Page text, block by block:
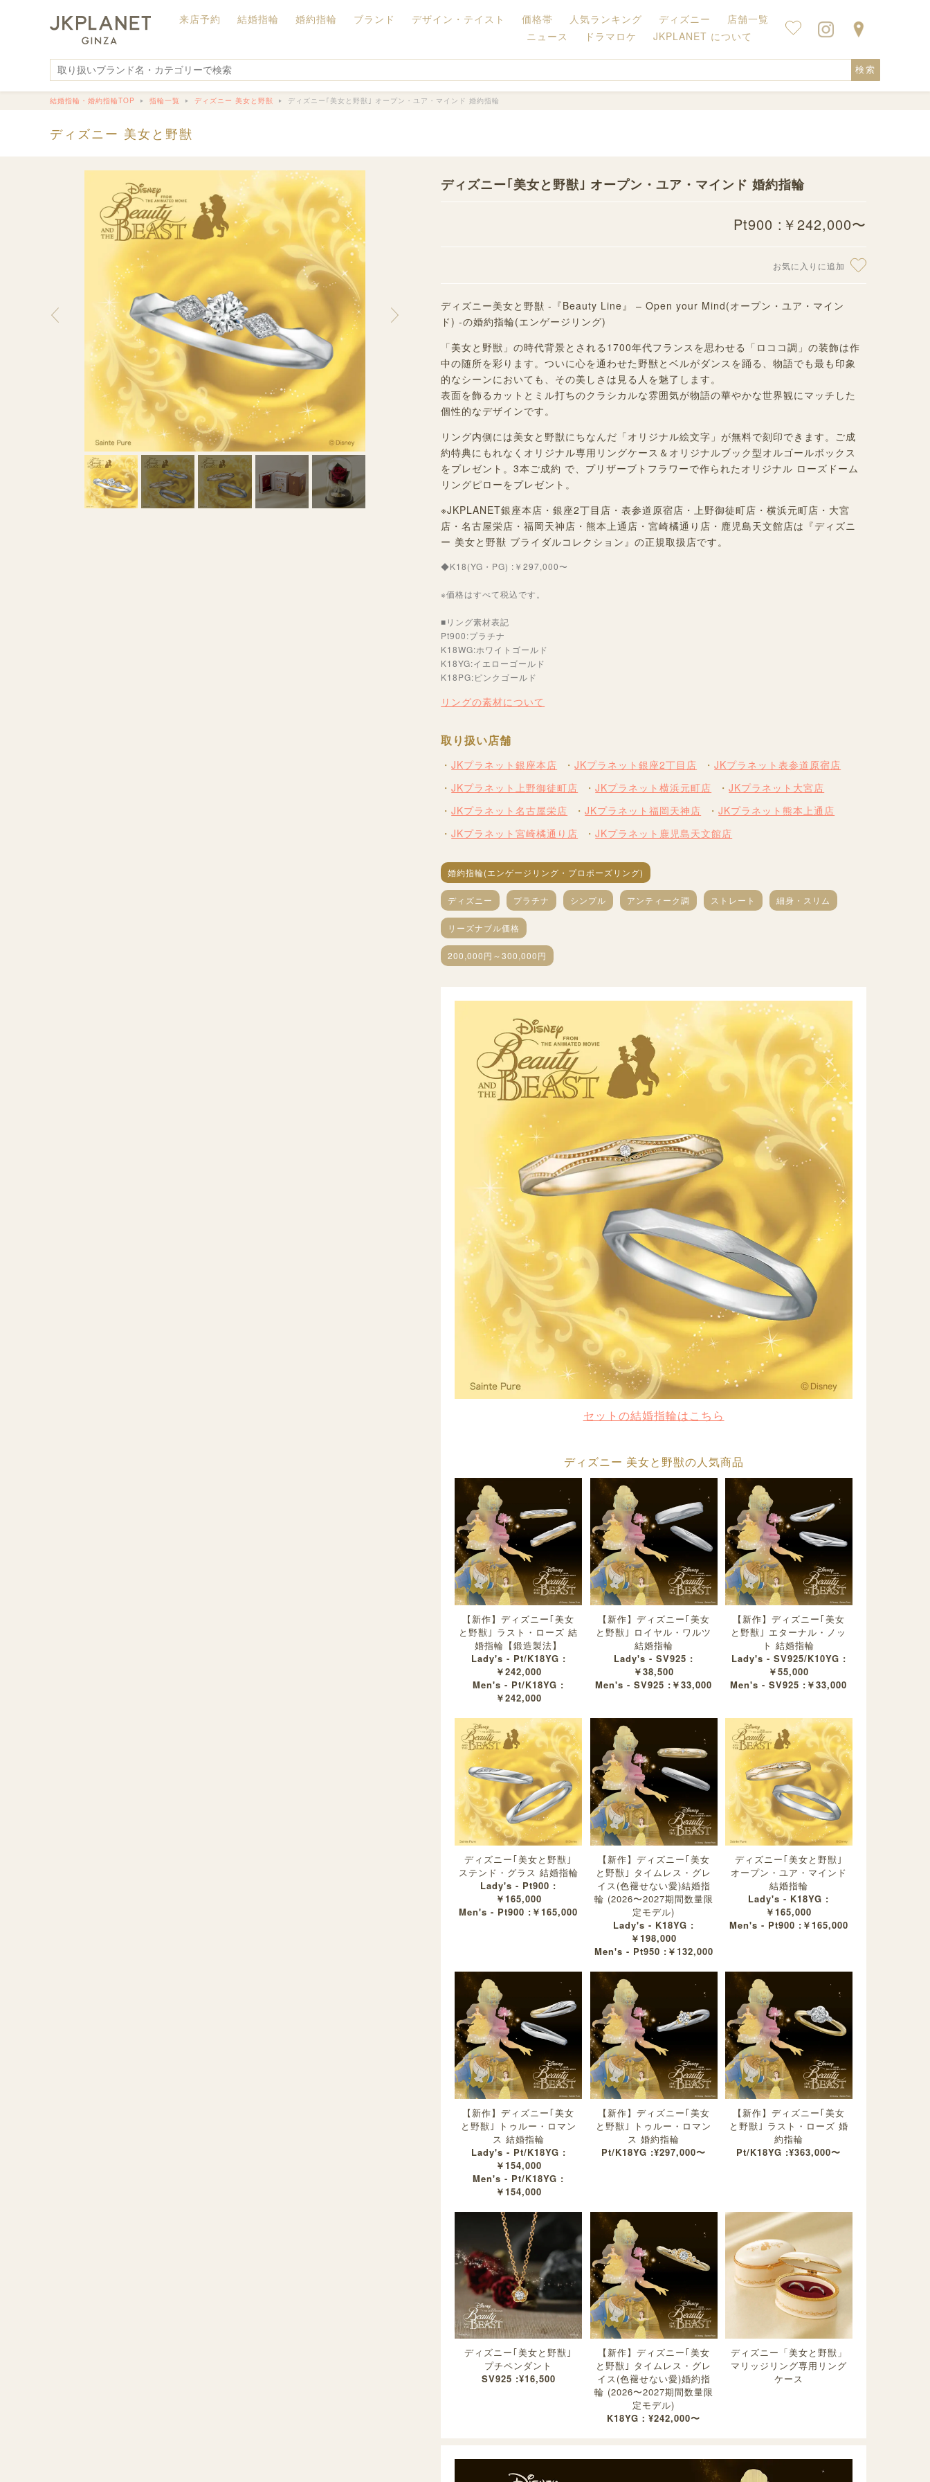
来店予約 結婚指輪 婚約指輪 ブランド デザイン・テイスト 価格帯 人気ランキング ディズニー
店舗一覧
ニュース
ドラマロケ JKPLANET について
検索
結婚指輪・婚約指輪TOP 指輪一覧 ディズニー 美女と野獣 ディズニー｢美女と野獣｣ オープン・ユア・マインド 婚約指輪
ディズニー 美女と野獣
ディズニー｢美女と野獣｣ オープン・ユア・マインド 婚約指輪
Pt900 :￥242,000〜
お気に入りに追加
ディズニー美女と野獣 -『Beauty Line』 – Open your Mind(オープン・ユア・マイン
ド) -の婚約指輪(エンゲージリング)
「美女と野獣」の時代背景とされる1700年代フランスを思わせる「ロココ調」の装飾は作
中の随所を彩ります。ついに心を通わせた野獣とベルがダンスを踊る、物語でも最も印象
的なシーンにおいても、その美しさは見る人を魅了します。
表面を飾るカットとミル打ちのクラシカルな雰囲気が物語の華やかな世界観にマッチした
個性的なデザインです。
リング内側には美女と野獣にちなんだ「オリジナル絵文字」が無料で刻印できます。ご成
約特典にもれなくオリジナル専用リングケース＆ オリジナルブック型オルゴールボックス
をプレゼント。3本ご成約 で、プリザーブトフラワーで作られたオリジナル ローズドーム
リングピローをプレゼント。
※JKPLANET銀座本店・銀座2丁目店・表参道原宿店・上野御徒町店・横浜元町店・大宮
店・名古屋栄店・福岡天神店・熊本上通店・宮崎橘通り店・鹿児島天文館店は『ディズニ
ー 美女と野獣 ブライダルコレクション』の正規取扱店です。
◆K18(YG・PG) :￥297,000〜
※価格はすべて税込です。
■リング素材表記
Pt900:プラチナ
K18WG:ホワイトゴールド
K18YG:イエローゴールド
K18PG:ピンクゴールド
リングの素材について
取り扱い店舗
JKプラネット銀座本店 JKプラネット銀座2丁目店
JKプラネット表参道原宿店
JKプラネット上野御徒町店
JKプラネット横浜元町店
JKプラネット大宮店
JKプラネット名古屋栄店
JKプラネット福岡天神店
JKプラネット熊本上通店
JKプラネット宮崎橘通り店
JKプラネット鹿児島天文館店
婚約指輪(エンゲージリング・プロポーズリング)
ディズニー プラチナ シンプル アンティーク調 ストレート 細身・スリム
リーズナブル価格
200,000円～300,000円
セットの結婚指輪はこちら
ディズニー 美女と野獣の人気商品
【新作】ディズニー｢美女
と野獣｣ ラスト・ローズ 結
婚指輪【鍛造製法】
Lady's - Pt/K18YG :
￥242,000
Men's - Pt/K18YG :
￥242,000
【新作】ディズニー｢美女
と野獣｣ ロイヤル・ワルツ
結婚指輪
Lady's - SV925 :
￥38,500
Men's - SV925 :￥33,000
【新作】ディズニー｢美女
と野獣｣ エターナル・ノッ
ト 結婚指輪
Lady's - SV925/K10YG :
￥55,000
Men's - SV925 :￥33,000
ディズニー｢美女と野獣｣
ステンド・グラス 結婚指輪
Lady's - Pt900 :
￥165,000
Men's - Pt900 :￥165,000
【新作】ディズニー｢美女
と野獣｣ タイムレス・グレ
イス(色褪せない愛)結婚指
輪 (2026〜2027期間数量限
定モデル)
Lady's - K18YG :
￥198,000
Men's - Pt950 :￥132,000
ディズニー｢美女と野獣｣
オープン・ユア・マインド
結婚指輪
Lady's - K18YG :
￥165,000
Men's - Pt900 :￥165,000
【新作】ディズニー｢美女
と野獣｣ トゥルー・ロマン
ス 結婚指輪
Lady's - Pt/K18YG :
￥154,000
Men's - Pt/K18YG :
￥154,000
【新作】ディズニー｢美女
と野獣｣ トゥルー・ロマン
ス 婚約指輪
Pt/K18YG :¥297,000〜
【新作】ディズニー｢美女
と野獣｣ ラスト・ローズ 婚
約指輪
Pt/K18YG :¥363,000〜
ディズニー｢美女と野獣｣
プチペンダント
SV925 :¥16,500
【新作】ディズニー｢美女
と野獣｣ タイムレス・グレ
イス(色褪せない愛)婚約指
輪 (2026〜2027期間数量限
定モデル)
K18YG：¥242,000〜
ディズニー「美女と野獣」
マリッジリング専用リング
ケース